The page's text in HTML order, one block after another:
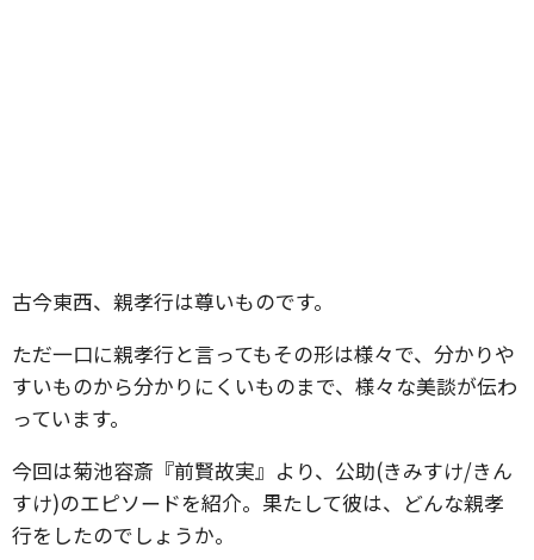
古今東西、親孝行は尊いものです。
ただ一口に親孝行と言ってもその形は様々で、分かりや
すいものから分かりにくいものまで、様々な美談が伝わ
っています。
今回は菊池容斎『前賢故実』より、公助(きみすけ/きん
すけ)のエピソードを紹介。果たして彼は、どんな親孝
行をしたのでしょうか。